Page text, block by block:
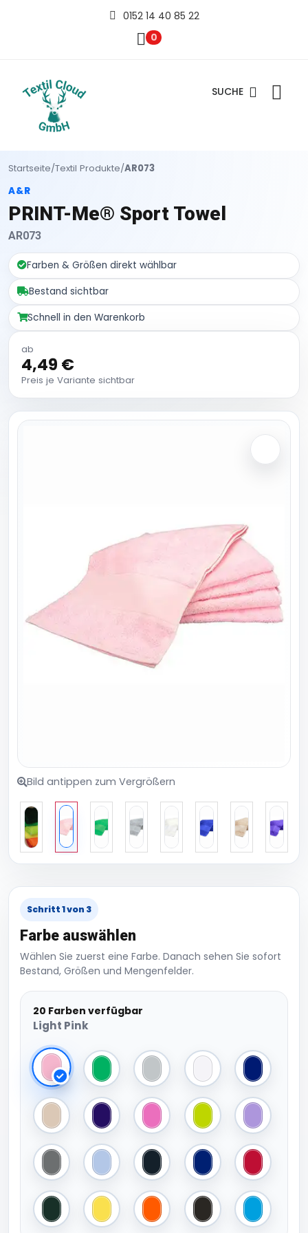
0152 14 40 85 22
0
SUCHE
Startseite/Textil Produkte/AR073
A&R
PRINT-Me® Sport Towel
AR073
Farben & Größen direkt wählbar
Bestand sichtbar
Schnell in den Warenkorb
ab
4,49 €
Preis je Variante sichtbar
Bild antippen zum Vergrößern
Schritt 1 von 3
Farbe auswählen
Wählen Sie zuerst eine Farbe. Danach sehen Sie sofort
Bestand, Größen und Mengenfelder.
20 Farben verfügbar
Light Pink
Light Pink Irish Green Light Grey White True Blue
Sand Purple Pink Lime Green Light Purple
Anthracite GreyLight Blue Graphite French NavyFire Red
Dark Green Bright YellowBright OrangeBlack Aqua Blue